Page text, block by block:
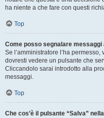
ha niente a che fare con questi
Top
Come posso segnalare
Se l’amministratore l’ha
dovresti vedere un pulsante che
Cliccandolo sarai introdotto alla
messaggi.
Top
Che cos’è il pulsante “Salva”